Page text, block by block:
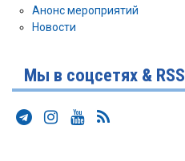
Анонс мероприятий
Новости
Мы в соцсетях & RSS